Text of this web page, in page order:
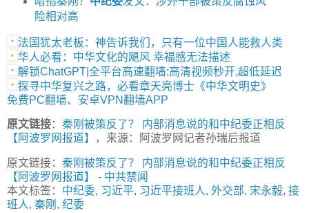
险相对高
法国犹太老板：神告诉我们，只有一位中国人能救人类
华人必看：中华文化的飓风 幸福感无法描述
解锁ChatGPT|全平台高速翻墙:高清视频秒开,超低延迟
探寻中华复兴之路，必看章天亮博士《中华文明史》
免费PC翻墙、安卓VPN翻墙APP
原文链接： 秦刚被策反了？ 内部消息说的和中纪委正相反
【阿波罗网报道】
，来源：阿波罗网记者孙瑞后报道
原文链接： 秦刚被策反了？ 内部消息说的和中纪委正相反
【阿波罗网报道】
- 中共禁闻
本文标签： 中纪委, 习近平, 习近平接班人, 外交部, 宋永毅, 接
班人, 秦刚 , 纪委